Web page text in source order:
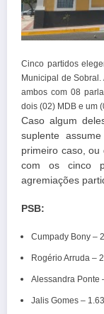
Cinco partidos
Municipal de
ambos com 08
dois (02) MDB e um
Caso algum
suplente
primeiro caso, ou
com os cinco
agremiações
PSB:
Cumpady Bony –
Rogério Arruda –
Alessandra Ponte
Jalis Gomes –